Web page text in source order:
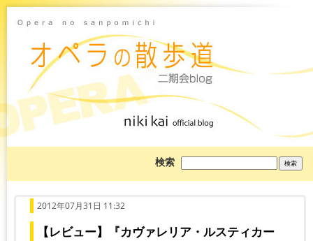
検索
を
2012年07月31日 11:32
【レビュー】『カヴァレリア・ルスティカー